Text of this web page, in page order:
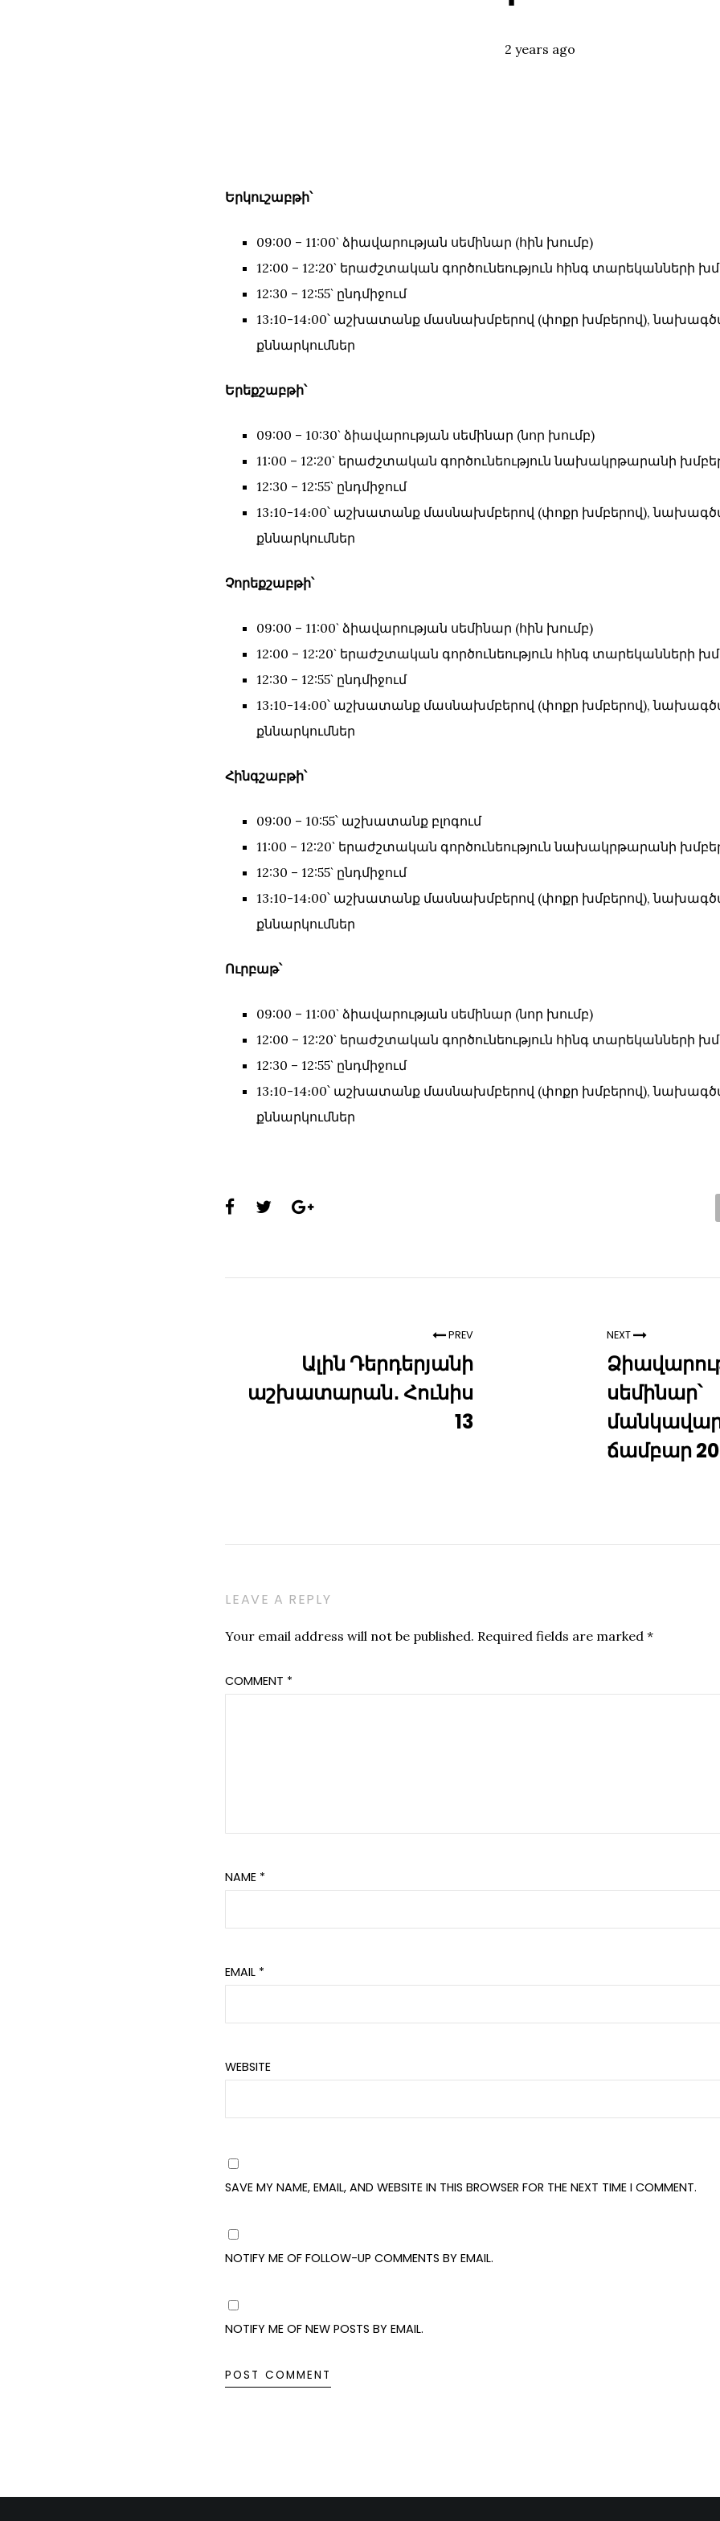
Posted
2 years agoTags:
Երկուշաբթի՝
09:00 – 11:00` ձիավարության սեմինար (հին խումբ)
12:00 – 12:20` երաժշտական գործունեություն հինգ տարեկանների
12:30 – 12:55` ընդմիջում
13։10-14։00՝ աշխատանք մասնախմբերով (փոքր խմբերով),
քննարկումներ
Երեքշաբթի՝
09:00 – 10:30` ձիավարության սեմինար (նոր խումբ)
11:00 – 12:20` երաժշտական գործունեություն նախակրթարանի
12:30 – 12:55` ընդմիջում
13։10-14։00՝ աշխատանք մասնախմբերով (փոքր խմբերով),
քննարկումներ
Չորեքշաբթի՝
09:00 – 11:00` ձիավարության սեմինար (հին խումբ)
12:00 – 12:20` երաժշտական գործունեություն հինգ տարեկանների
12:30 – 12:55` ընդմիջում
13։10-14։00՝ աշխատանք մասնախմբերով (փոքր խմբերով),
քննարկումներ
Հինգշաբթի՝
09:00 – 10:55՝ աշխատանք բլոգում
11:00 – 12:20` երաժշտական գործունեություն նախակրթարանի
12:30 – 12:55` ընդմիջում
13։10-14։00՝ աշխատանք մասնախմբերով (փոքր խմբերով),
քննարկումներ
Ուրբաթ՝
09:00 – 11:00` ձիավարության սեմինար (նոր խումբ)
12:00 – 12:20` երաժշտական գործունեություն հինգ տարեկանների
12:30 – 12:55` ընդմիջում
13։10-14։00՝ աշխատանք մասնախմբերով (փոքր խմբերով),
քննարկումներ
Share
PREV
Ալին Դերդերյանի
աշխատարան․ Հունիս
13
NEXT
սեմինար՝
ճամբար
LEAVE A REPLY
Your email address will not be published. Required fields are marked*
COMMENT *
NAME *
EMAIL *
WEBSITE
SAVE MY NAME, EMAIL, AND WEBSITE IN THIS BROWSER FOR THE NEXT TIME I COMMENT.
NOTIFY ME OF FOLLOW-UP COMMENTS BY EMAIL.
NOTIFY ME OF NEW POSTS BY EMAIL.